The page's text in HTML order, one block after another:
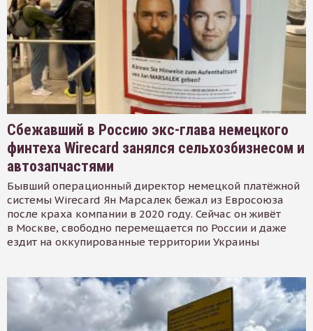
Сбежавший в Россию экс-глава немецкого
финтеха Wirecard занялся сельхозбизнесом и
автозапчастями
Бывший операционный директор немецкой платёжной
системы Wirecard Ян Марсалек бежал из Евросоюза
после краха компании в 2020 году. Сейчас он живёт
в Москве, свободно перемещается по России и даже
ездит на оккупированные территории Украины